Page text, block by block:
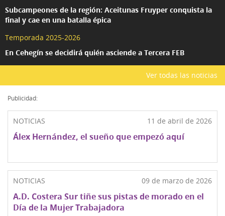
Subcampeones de la región: Aceitunas Fruyper conquista la
final y cae en una batalla épica
Temporada 2025-2026
En Cehegín se decidirá quién asciende a Tercera FEB
Ver todas las noticias
Publicidad:
NOTICIAS 11 de abril de 2026
Álex Hernández, el sueño que empezó aquí
NOTICIAS 09 de marzo de 2026
A.D. Costera Sur tiñe sus pistas de morado en el
Día de la Mujer Trabajadora